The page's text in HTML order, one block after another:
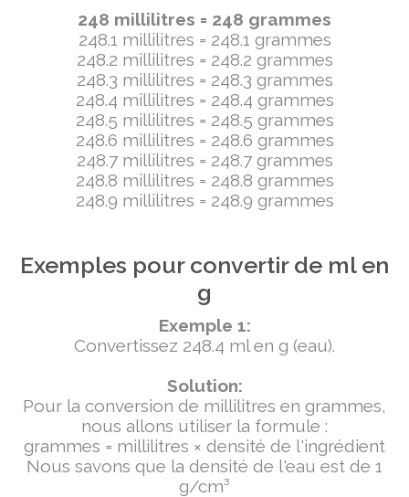
248 millilitres = 248 grammes
248.1 millilitres = 248.1 grammes
248.2 millilitres = 248.2 grammes
248.3 millilitres = 248.3 grammes
248.4 millilitres = 248.4 grammes
248.5 millilitres = 248.5 grammes
248.6 millilitres = 248.6 grammes
248.7 millilitres = 248.7 grammes
248.8 millilitres = 248.8 grammes
248.9 millilitres = 248.9 grammes
Exemples pour convertir de ml en
g
Exemple 1:
Convertissez 248.4 ml en g (eau).
Solution:
Pour la conversion de millilitres en grammes,
nous allons utiliser la formule :
grammes = millilitres × densité de l'ingrédient
Nous savons que la densité de l'eau est de 1
g/cm³